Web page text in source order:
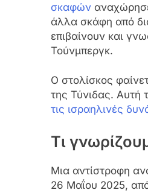
σκαφών
άλλα σκάφη από
επιβαίνουν και
Τούνμπεργκ.
Ο στολίσκος
της Τύνιδας. Αυτή
τις ισραηλινές
Τι
Μια αντίστροφη
26 Μαΐου 2025,